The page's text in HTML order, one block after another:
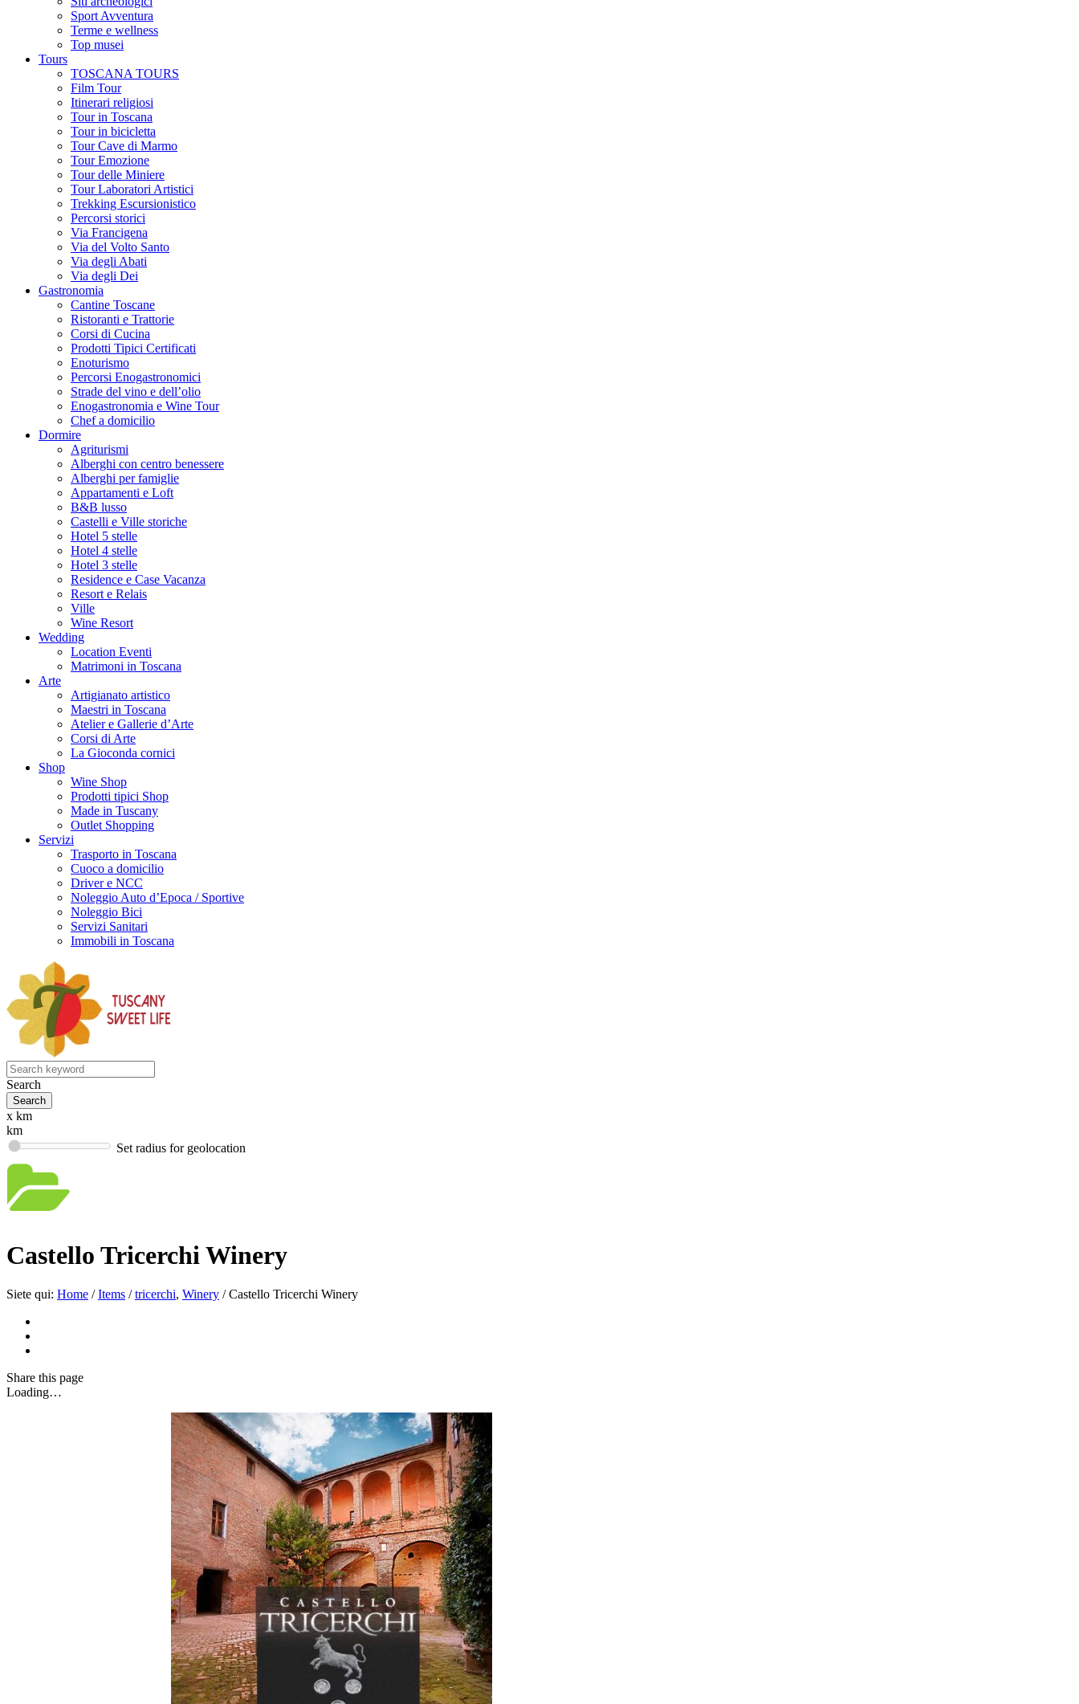
Sport Avventura
Terme e wellness
Top musei
Tours
TOSCANA TOURS
Film Tour
Itinerari religiosi
Tour in Toscana
Tour in bicicletta
Tour Cave di Marmo
Tour Emozione
Tour delle Miniere
Tour Laboratori Artistici
Trekking Escursionistico
Percorsi storici
Via Francigena
Via del Volto Santo
Via degli Abati
Via degli Dei
Gastronomia
Cantine Toscane
Ristoranti e Trattorie
Corsi di Cucina
Prodotti Tipici Certificati
Enoturismo
Percorsi Enogastronomici
Strade del vino e dell’olio
Enogastronomia e Wine Tour
Chef a domicilio
Dormire
Agriturismi
Alberghi con centro benessere
Alberghi per famiglie
Appartamenti e Loft
B&B lusso
Castelli e Ville storiche
Hotel 5 stelle
Hotel 4 stelle
Hotel 3 stelle
Residence e Case Vacanza
Resort e Relais
Ville
Wine Resort
Wedding
Location Eventi
Matrimoni in Toscana
Arte
Artigianato artistico
Maestri in Toscana
Atelier e Gallerie d’Arte
Corsi di Arte
La Gioconda cornici
Shop
Wine Shop
Prodotti tipici Shop
Made in Tuscany
Outlet Shopping
Servizi
Trasporto in Toscana
Cuoco a domicilio
Driver e NCC
Noleggio Auto d’Epoca / Sportive
Noleggio Bici
Servizi Sanitari
Immobili in Toscana
Search
x km
km
Set radius for geolocation
Castello Tricerchi Winery
Siete qui: Home / Items / tricerchi, Winery / Castello Tricerchi Winery
Share this page
Loading…